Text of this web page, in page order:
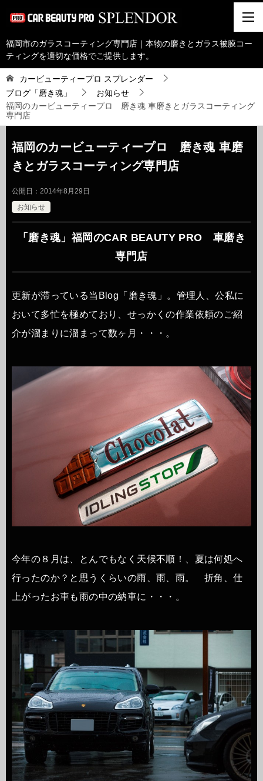
福岡市のガラスコーティング専門店｜本物の磨きとガラス被膜コー
ティングを適切な価格でご提供します。
カービューティープロ スプレンダー
ブログ「磨き魂」
お知らせ
福岡のカービューティープロ 磨き魂 車磨きとガラスコーティング
専門店
福岡のカービューティープロ 磨き魂 車磨
きとガラスコーティング専門店
公開日： 2014年8月29日
お知らせ
「磨き魂」福岡のCAR BEAUTY PRO 車磨き
専門店
更新が滞っている当Blog「磨き魂」。管理人、公私に
おいて多忙を極めており、せっかくの作業依頼のご紹
介が溜まりに溜まって数ヶ月・・・。
今年の８月は、とんでもなく天候不順！、夏は何処へ
行ったのか？と思うくらいの雨、雨、雨。 折角、仕
上がったお車も雨の中の納車に・・・。